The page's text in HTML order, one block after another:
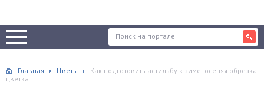
Главная Цветы
Как подготовить астильбу к зиме: осеняя обрезка
цветка